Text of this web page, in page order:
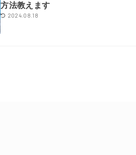
方法教えます
2024.08.18